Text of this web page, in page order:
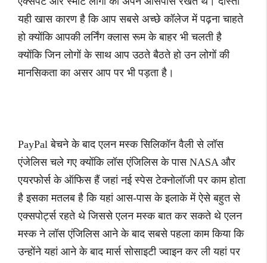
यही खास कारण है कि आप सबसे अच्छे कॉलेज में पढ़ना चाहते
हो क्योंकि आपकी लर्निंग क्लास रूम के बाहर भी चलती है
क्योंकि जिन लोगों के साथ आप उठते बैठते हो उन लोगों की
मानसिकता का असर आप पर भी पड़ता है।
PayPal बेचने के बाद एलन मस्क सिलिकॉन वैली से लॉस
एंजेलिस चले गए क्योंकि लॉस एंजिलिस के पास NASA और
एयरफोर्स के ऑफिस हैं जहां नई स्पेस टेक्नोलॉजी पर काम होता
है इसका मतलब है कि यहां आस-पास के इलाके में ऐसे बहुत से
एक्सपोर्ट्स रहते थे जिससे एलन मस्क बात कर सकते थे एलन
मस्क ने लॉस एंजिलिस आने के बाद सबसे पहला काम किया कि
उन्होंने यहां आने के बाद मार्स सोसाइटी ज्वाइन कर ली यहां पर